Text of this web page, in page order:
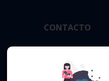
CONTACTO
OFICINA